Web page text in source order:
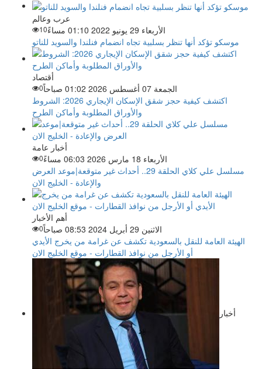
عرب وعالم
الأربعاء 29 يونيو 2022 01:10 مساءً
10
موسكو تؤكد أنها تنظر بسلبية تجاه انضمام فنلندا والسويد للناتو
أقتصاد
الجمعة 07 أغسطس 2026 01:02 صباحاً
0
اكتشف كيفية حجز شقق الإسكان الإيجاري 2026: الشروط
والأوراق المطلوبة وأماكن الطرح
أخبار عامة
الأربعاء 18 مارس 2026 06:03 مساءً
0
مسلسل علي كلاي الحلقة 29.. أحداث غير متوقعة|موعد العرض
والإعادة - الخليج الان
أهم الأخبار
الاثنين 29 أبريل 2024 08:53 صباحاً
0
الهيئة العامة للنقل بالسعودية تكشف عن غرامة من يخرج الأيدي
أو الأرجل من نوافذ القطارات - موقع الخليج الان
أخبار